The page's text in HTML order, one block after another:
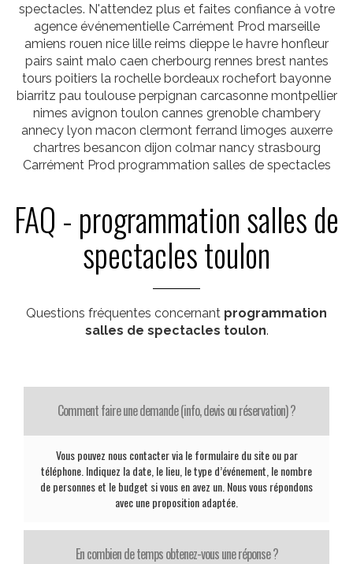
spectacles. N'attendez plus et faites confiance à votre
agence événementielle Carrément Prod marseille
amiens rouen nice lille reims dieppe le havre honfleur
pairs saint malo caen cherbourg rennes brest nantes
tours poitiers la rochelle bordeaux rochefort bayonne
biarritz pau toulouse perpignan carcasonne montpellier
nimes avignon toulon cannes grenoble chambery
annecy lyon macon clermont ferrand limoges auxerre
chartres besancon dijon colmar nancy strasbourg
Carrément Prod programmation salles de spectacles
FAQ - programmation salles de
spectacles toulon
Questions fréquentes concernant programmation
salles de spectacles toulon.
Comment faire une demande (info, devis ou réservation) ?
Vous pouvez nous contacter via le formulaire du site ou par
téléphone. Indiquez la date, le lieu, le type d’événement, le nombre
de personnes et le budget si vous en avez un. Nous vous répondons
avec une proposition adaptée.
En combien de temps obtenez-vous une réponse ?